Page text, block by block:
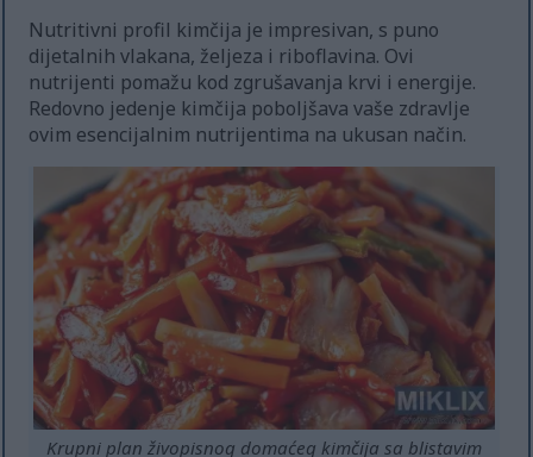
Nutritivni profil kimčija je impresivan, s puno
dijetalnih vlakana, željeza i riboflavina. Ovi
nutrijenti pomažu kod zgrušavanja krvi i energije.
Redovno jedenje kimčija poboljšava vaše zdravlje
ovim esencijalnim nutrijentima na ukusan način.
Krupni plan živopisnog domaćeg kimčija sa blistavim